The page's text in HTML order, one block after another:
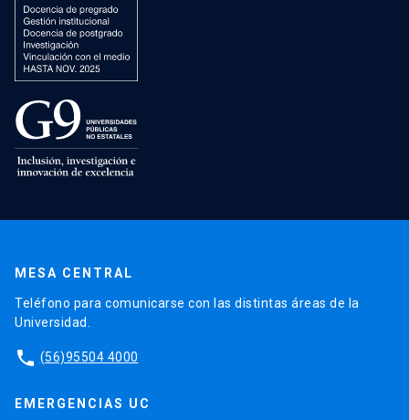
MESA CENTRAL
Teléfono para comunicarse con las distintas áreas de la
Universidad.
phone (56)95504 4000
EMERGENCIAS UC